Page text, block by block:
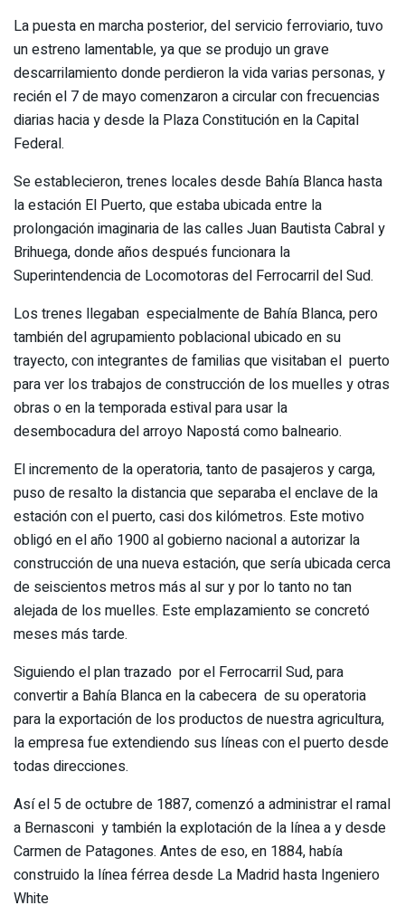
La puesta en marcha posterior, del servicio ferroviario, tuvo
un estreno lamentable, ya que se produjo un grave
descarrilamiento donde perdieron la vida varias personas, y
recién el 7 de mayo comenzaron a circular con frecuencias
diarias hacia y desde la Plaza Constitución en la Capital
Federal.
Se establecieron, trenes locales desde Bahía Blanca hasta
la estación El Puerto, que estaba ubicada entre la
prolongación imaginaria de las calles Juan Bautista Cabral y
Brihuega, donde años después funcionara la
Superintendencia de Locomotoras del Ferrocarril del Sud.
Los trenes llegaban especialmente de Bahía Blanca, pero
también del agrupamiento poblacional ubicado en su
trayecto, con integrantes de familias que visitaban el puerto
para ver los trabajos de construcción de los muelles y otras
obras o en la temporada estival para usar la
desembocadura del arroyo Napostá como balneario.
El incremento de la operatoria, tanto de pasajeros y carga,
puso de resalto la distancia que separaba el enclave de la
estación con el puerto, casi dos kilómetros. Este motivo
obligó en el año 1900 al gobierno nacional a autorizar la
construcción de una nueva estación, que sería ubicada cerca
de seiscientos metros más al sur y por lo tanto no tan
alejada de los muelles. Este emplazamiento se concretó
meses más tarde.
Siguiendo el plan trazado por el Ferrocarril Sud, para
convertir a Bahía Blanca en la cabecera de su operatoria
para la exportación de los productos de nuestra agricultura,
la empresa fue extendiendo sus líneas con el puerto desde
todas direcciones.
Así el 5 de octubre de 1887, comenzó a administrar el ramal
a Bernasconi y también la explotación de la línea a y desde
Carmen de Patagones. Antes de eso, en 1884, había
construido la línea férrea desde La Madrid hasta Ingeniero
White